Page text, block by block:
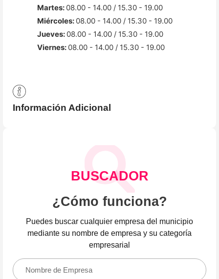
Martes: 08.00 - 14.00 / 15.30 - 19.00
Miércoles: 08.00 - 14.00 / 15.30 - 19.00
Jueves: 08.00 - 14.00 / 15.30 - 19.00
Viernes: 08.00 - 14.00 / 15.30 - 19.00
Información Adicional
BUSCADOR
¿Cómo funciona?
Puedes buscar cualquier empresa del municipio
mediante su nombre de empresa y su categoría
empresarial